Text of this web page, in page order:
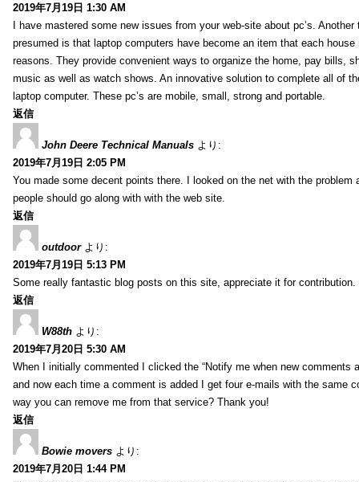
2019年7月19日 1:30 AM
I have mastered some new issues from your web-site about pc’s. Another
presumed is that laptop computers have become an item that each
reasons. They provide convenient ways to organize the home, pay bills,
music as well as watch shows. An innovative solution to complete all of
laptop computer. These pc’s are mobile, small, strong and portable.
返信
John Deere Technical Manuals より:
2019年7月19日 2:05 PM
You made some decent points there. I looked on the net with the problem
people should go along with with the web site.
返信
outdoor より:
2019年7月19日 5:13 PM
Some really fantastic blog posts on this site, appreciate it for contribution.
返信
W88th より:
2019年7月20日 5:30 AM
When I initially commented I clicked the “Notify me when new comments
and now each time a comment is added I get four e-mails with the same
way you can remove me from that service? Thank you!
返信
Bowie movers より:
2019年7月20日 1:44 PM